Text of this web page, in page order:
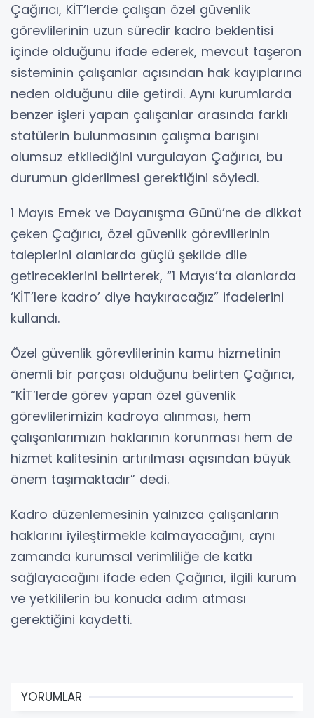
Çağırıcı, KİT’lerde çalışan özel güvenlik
görevlilerinin uzun süredir kadro beklentisi
içinde olduğunu ifade ederek, mevcut taşeron
sisteminin çalışanlar açısından hak kayıplarına
neden olduğunu dile getirdi. Aynı kurumlarda
benzer işleri yapan çalışanlar arasında farklı
statülerin bulunmasının çalışma barışını
olumsuz etkilediğini vurgulayan Çağırıcı, bu
durumun giderilmesi gerektiğini söyledi.
1 Mayıs Emek ve Dayanışma Günü’ne de dikkat
çeken Çağırıcı, özel güvenlik görevlilerinin
taleplerini alanlarda güçlü şekilde dile
getireceklerini belirterek, “1 Mayıs’ta alanlarda
‘KİT’lere kadro’ diye haykıracağız” ifadelerini
kullandı.
Özel güvenlik görevlilerinin kamu hizmetinin
önemli bir parçası olduğunu belirten Çağırıcı,
“KİT’lerde görev yapan özel güvenlik
görevlilerimizin kadroya alınması, hem
çalışanlarımızın haklarının korunması hem de
hizmet kalitesinin artırılması açısından büyük
önem taşımaktadır” dedi.
Kadro düzenlemesinin yalnızca çalışanların
haklarını iyileştirmekle kalmayacağını, aynı
zamanda kurumsal verimliliğe de katkı
sağlayacağını ifade eden Çağırıcı, ilgili kurum
ve yetkililerin bu konuda adım atması
gerektiğini kaydetti.
YORUMLAR